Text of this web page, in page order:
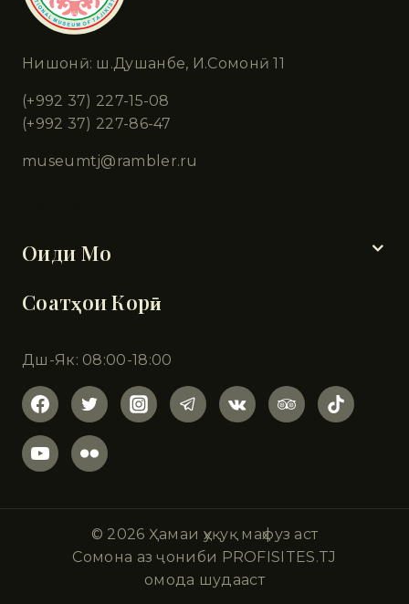
Нишонӣ: ш.Душанбе, И.Сомонӣ 11
(+992 37) 227-15-08
(+992 37) 227-86-47
museumtj@rambler.ru
Оиди Мо
Соатҳои Корӣ
Дш-Як: 08:00-18:00
© 2026 Ҳамаи ҳуқуқ маҳфуз аст
Сомона аз ҷониби PROFISITES.TJ
омода шудааст